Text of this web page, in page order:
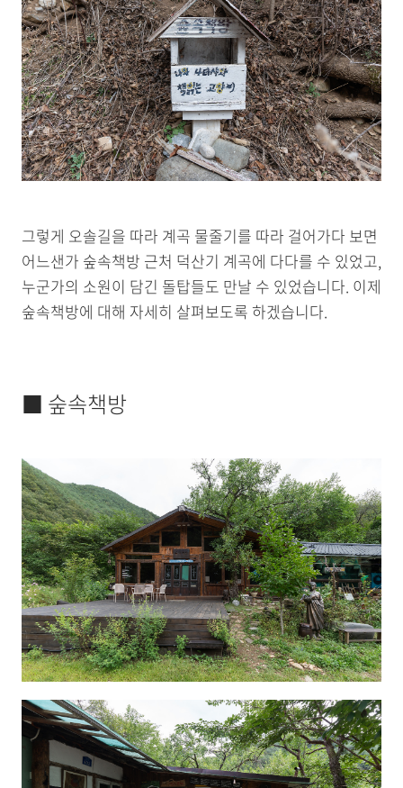
그렇게 오솔길을 따라 계곡 물줄기를 따라 걸어가다 보면
어느샌가 숲속책방 근처 덕산기 계곡에 다다를 수 있었고,
누군가의 소원이 담긴 돌탑들도 만날 수 있었습니다. 이제
숲속책방에 대해 자세히 살펴보도록 하겠습니다.
■ 숲속책방